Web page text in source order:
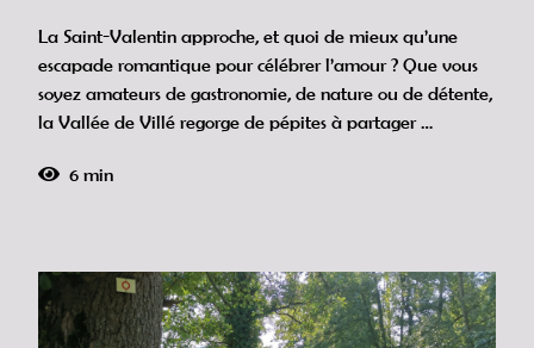
La Saint-Valentin approche, et quoi de mieux qu’une
escapade romantique pour célébrer l’amour ? Que vous
soyez amateurs de gastronomie, de nature ou de détente,
la Vallée de Villé regorge de pépites à partager …
6 min